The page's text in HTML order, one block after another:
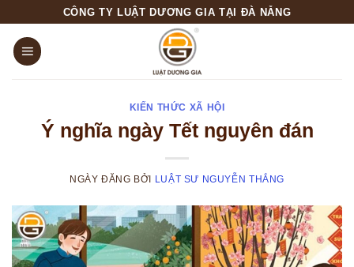
content
CÔNG TY LUẬT DƯƠNG GIA TẠI ĐÀ NẴNG
KIẾN THỨC XÃ HỘI
Ý nghĩa ngày Tết nguyên đán
NGÀY ĐĂNG BỞI LUẬT SƯ NGUYỄN THẮNG